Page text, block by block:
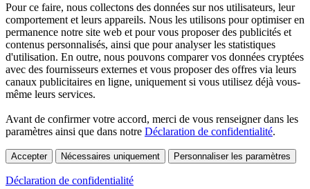
Pour ce faire, nous collectons des données sur nos utilisateurs, leur
comportement et leurs appareils. Nous les utilisons pour optimiser en
permanence notre site web et pour vous proposer des publicités et
contenus personnalisés, ainsi que pour analyser les statistiques
d'utilisation. En outre, nous pouvons comparer vos données cryptées
avec des fournisseurs externes et vous proposer des offres via leurs
canaux publicitaires en ligne, uniquement si vous utilisez déjà vous-
même leurs services.
Avant de confirmer votre accord, merci de vous renseigner dans les
paramètres ainsi que dans notre Déclaration de confidentialité.
Accepter Nécessaires uniquement Personnaliser les paramètres
Déclaration de confidentialité